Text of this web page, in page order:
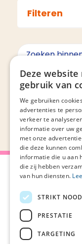
Filteren
Geen resultaten
Over Palliaweb
Over PZNL
Pers
Deze website
gebruik van
We gebruiken
advertenties te
verkeer te
informatie over uw
met onze
die deze kunnen
informatie die u aan
die zij hebben
van hun diensten.
STRIKT
PRESTATIE
TARGETING